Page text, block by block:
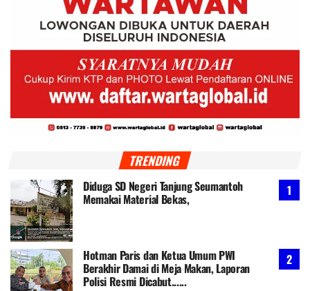
TRENDING
Diduga SD Negeri Tanjung Seumantoh
Memakai Material Bekas,
Hotman Paris dan Ketua Umum PWI
Berakhir Damai di Meja Makan, Laporan
Polisi Resmi Dicabut......